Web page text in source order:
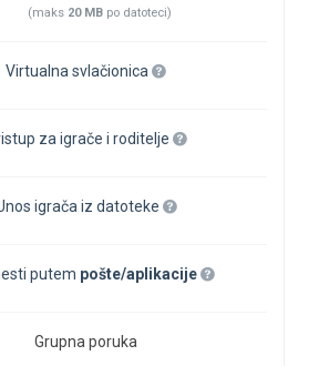
(maks 20 MBpo datoteci)
Virtualna svlačionica
za igrače i roditelje
igrača iz datoteke
putem pošte/aplikacije
Grupna poruka